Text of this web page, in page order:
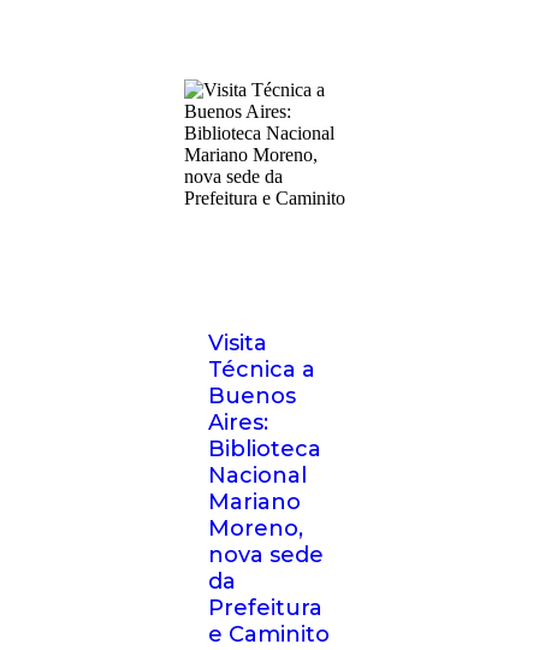
Visita
Técnica a
Buenos
Aires:
Biblioteca
Nacional
Mariano
Moreno,
nova sede
da
Prefeitura
e Caminito